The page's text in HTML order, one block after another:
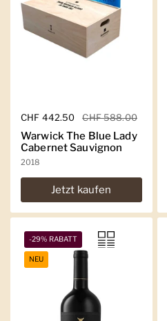
Regulärer Preis
CHF 442.50 Sale-Preis
CHF 588.00
Warwick The Blue Lady
Cabernet Sauvignon
2018
Jetzt kaufen
-29% RABATT
NEU